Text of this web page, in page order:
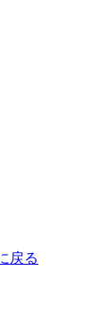
戻る